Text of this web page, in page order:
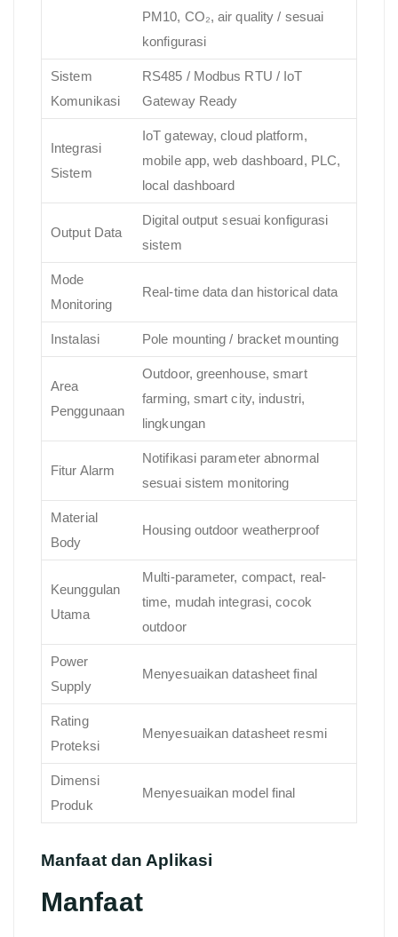
PM10, CO₂, air quality / sesuai
konfigurasi
Sistem
Komunikasi
RS485 / Modbus RTU / IoT
Gateway Ready
Integrasi
Sistem
IoT gateway, cloud platform,
mobile app, web dashboard, PLC,
local dashboard
Output Data
Digital output sesuai konfigurasi
sistem
Mode
Monitoring
Real-time data dan historical data
Instalasi Pole mounting / bracket mounting
Area
Penggunaan
Outdoor, greenhouse, smart
farming, smart city, industri,
lingkungan
Fitur Alarm
Notifikasi parameter abnormal
sesuai sistem monitoring
Material
Body
Housing outdoor weatherproof
Keunggulan
Utama
Multi-parameter, compact, real-
time, mudah integrasi, cocok
outdoor
Power
Supply
Menyesuaikan datasheet final
Rating
Proteksi
Menyesuaikan datasheet resmi
Dimensi
Produk
Menyesuaikan model final
Manfaat dan Aplikasi
Manfaat